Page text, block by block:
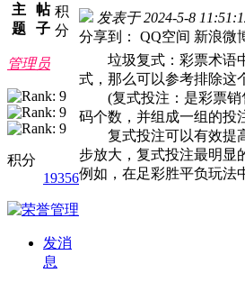
主
题
帖
子
积
分
管理员
积分
19356
发消
息
发表于 2024-5-8
分享到：
QQ空间 新浪微
垃圾复式：彩票术语中
式，那么可以参考排除这
(复式投注：是彩票销
码个数，并组成一组的投
复式投注可以有效提高
步放大，复式投注最明显
例如，在足彩胜平负玩法